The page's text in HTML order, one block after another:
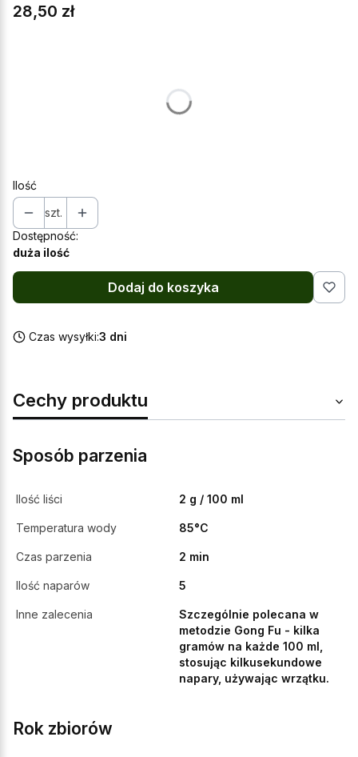
Cena
28,50 zł
Wybierz wielkość opakowania
Ilość
szt.
Dostępność:
duża ilość
Dodaj do koszyka
Czas wysyłki:3 dni
Cechy produktu
Sposób parzenia
Ilość liści 2 g / 100 ml
Temperatura wody 85°C
Czas parzenia 2 min
Ilość naparów 5
Inne zalecenia
Szczególnie polecana w
metodzie Gong Fu - kilka
gramów na każde 100 ml,
stosując kilkusekundowe
napary, używając wrzątku.
Rok zbiorów